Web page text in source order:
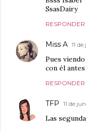
SsasDairy
RESPONDER
Miss A 11
Pues
con él antes
RESPONDER
TFP 11 de
Las